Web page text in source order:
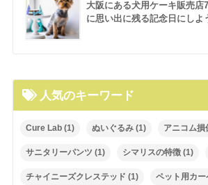
大阪にある犬用ケーキ販売店
に思い出に残る記念日にしよ
人気のキーワード
Cure Lab(1) ぬいぐるみ(1) アニコム損
サニタリーパンツ (1) シマリスの特徴(1)
チャイニーズクレステッド (1) ペット用カー